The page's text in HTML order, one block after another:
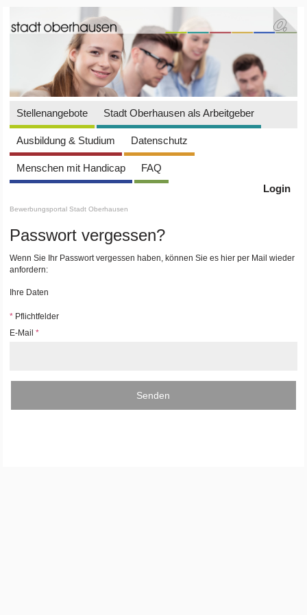
Stellenangebote Stadt Oberhausen als Arbeitgeber
Ausbildung & Studium Datenschutz
Menschen mit Handicap
FAQ
Login
Bewerbungsportal Stadt Oberhausen
Passwort vergessen?
Wenn Sie Ihr Passwort vergessen haben, können Sie es hier per Mail wieder
anfordern:
Ihre Daten
* Pflichtfelder
E-Mail*
Senden